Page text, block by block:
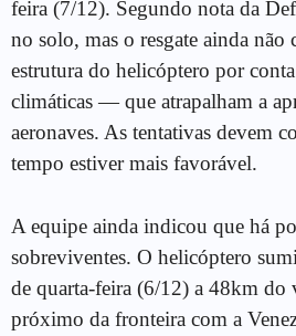
feira (7/12). Segundo nota da
no solo, mas o resgate ainda não
estrutura do helicóptero por
climáticas — que atrapalham a
aeronaves. As tentativas devem
tempo estiver mais favorável.
A equipe ainda indicou que há
sobreviventes. O helicóptero
de quarta-feira (6/12) a 48km do
próximo da fronteira com a